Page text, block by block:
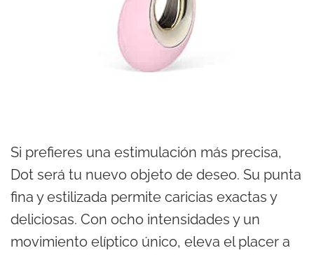
Si prefieres una estimulación más precisa,
Dot será tu nuevo objeto de deseo. Su punta
fina y estilizada permite caricias exactas y
deliciosas. Con ocho intensidades y un
movimiento elíptico único, eleva el placer a